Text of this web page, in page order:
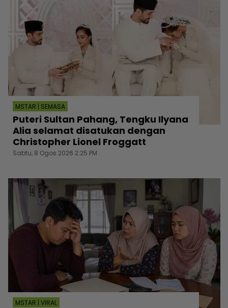
MSTAR | SEMASA
Puteri Sultan Pahang, Tengku Ilyana
Alia selamat disatukan dengan
Christopher Lionel Froggatt
Sabtu, 8 Ogos 2026 2:25 PM
MSTAR | VIRAL